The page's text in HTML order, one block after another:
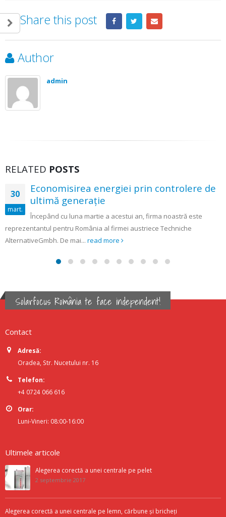
Share this post
Author
admin
RELATED POSTS
Economisirea energiei prin controlere de
ultimă generaţie
Începând cu luna martie a acestui an, firma noastră este
pentru România al firmei austriece Techniche
De mai...read more
Solarfocus România te face independent!
Contact
Adresă:
Oradea, Str. Nucetului nr. 16
Telefon:
+4 0724 066 616
Orar:
Luni-Vineri: 08:00-16:00
Ultimele articole
Alegerea corectă a unei centrale pe pelet
2 septembrie 2017
Alegerea corectă a unei centrale pe lemn, cărbune și bricheți